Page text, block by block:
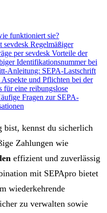
funktioniert sie?
sevdesk Regelmäßiger
per sevdesk Vorteile der
Identifikationsnummer bei
Anleitung: SEPA-Lastschrift
und Pflichten bei der
für eine reibungslose
Fragen zur SEPA-
bist, kennst du sicherlich
Zahlungen wie
effizient und zuverlässig
mit SEPApro bietet
wiederkehrende
zu verwalten sowie